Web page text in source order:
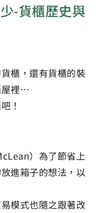
-貨櫃歷史與
櫃，還有貨櫃的裝
屋裡…
！
）為了節省上
進箱子的想法，以
模式也隨之跟著改